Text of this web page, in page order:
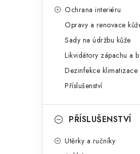
Ochrana interiéru
Opravy a renovace
Sady na údržbu kůže
Likvidátory zápachu a
Dezinfekce klimatizace
Příslušenství
PŘÍSLUŠENSTVÍ
Utěrky a ručníky